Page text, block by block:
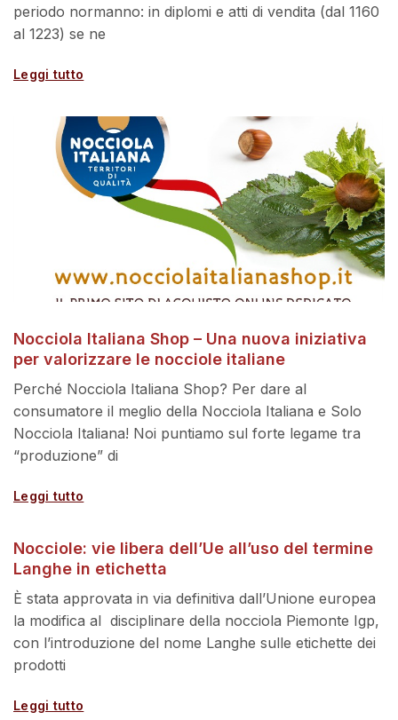
periodo normanno: in diplomi e atti di vendita (dal 1160
al 1223) se ne
Leggi tutto
Nocciola Italiana Shop – Una nuova iniziativa
per valorizzare le nocciole italiane
Perché Nocciola Italiana Shop? Per dare al
consumatore il meglio della Nocciola Italiana e Solo
Nocciola Italiana! Noi puntiamo sul forte legame tra
“produzione” di
Leggi tutto
Nocciole: vie libera dell’Ue all’uso del termine
Langhe in etichetta
È stata approvata in via definitiva dall’Unione europea
la modifica al disciplinare della nocciola Piemonte Igp,
con l’introduzione del nome Langhe sulle etichette dei
prodotti
Leggi tutto